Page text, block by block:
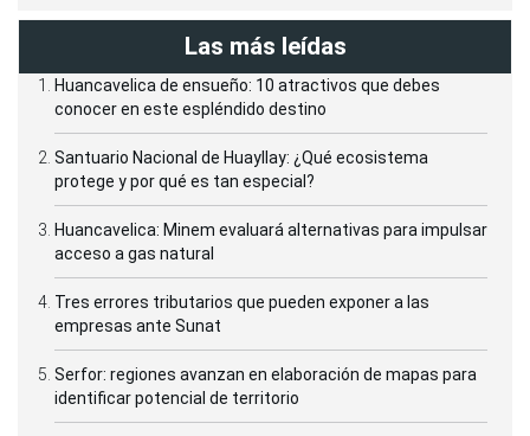
Las más leídas
Huancavelica de ensueño: 10 atractivos que debes
conocer en este espléndido destino
Santuario Nacional de Huayllay: ¿Qué ecosistema
protege y por qué es tan especial?
Huancavelica: Minem evaluará alternativas para impulsar
acceso a gas natural
Tres errores tributarios que pueden exponer a las
empresas ante Sunat
Serfor: regiones avanzan en elaboración de mapas para
identificar potencial de territorio